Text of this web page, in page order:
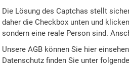
Die Lösung des Captchas stellt
daher die Checkbox unten und
sondern eine reale Person sind.
Unsere AGB können Sie hier
Datenschutz finden Sie unter